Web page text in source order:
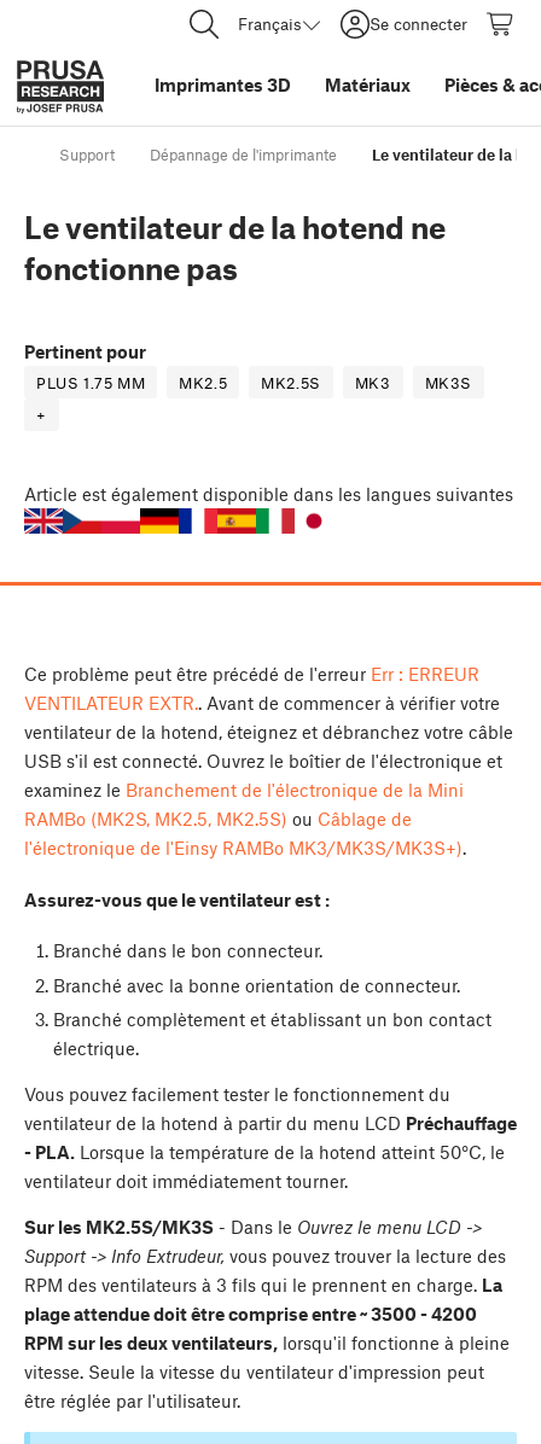
Français Se connecter
Imprimantes 3D Matériaux Pièces &
Support Dépannage de l'imprimante Le ventilateur de la
Le ventilateur de la hotend ne
fonctionne pas
Pertinent pour
PLUS 1.75 MM MK2.5 MK2.5S MK3
MK3S
+
Article est également disponible dans les langues suivantes
Ce problème peut être précédé de l'erreur Err : ERREUR
VENTILATEUR EXTR.. Avant de commencer à vérifier votre
ventilateur de la hotend, éteignez et débranchez votre câble
USB s'il est connecté. Ouvrez le boîtier de l'électronique et
examinez le Branchement de l'électronique de la Mini
RAMBo (MK2S, MK2.5, MK2.5S) ou Câblage de
l'électronique de l'Einsy RAMBo MK3/MK3S/MK3S+).
Assurez-vous que le ventilateur est :
Branché dans le bon connecteur.
Branché avec la bonne orientation de connecteur.
Branché complètement et établissant un bon contact
électrique.
Vous pouvez facilement tester le fonctionnement du
ventilateur de la hotend à partir du menu LCD Préchauffage
- PLA. Lorsque la température de la hotend atteint 50°C, le
ventilateur doit immédiatement tourner.
Sur les MK2.5S/MK3S - Dans le Ouvrez le menu LCD ->
Support -> Info Extrudeur, vous pouvez trouver la lecture des
RPM des ventilateurs à 3 fils qui le prennent en charge. La
plage attendue doit être comprise entre ~ 3500 - 4200
RPM sur les deux ventilateurs, lorsqu'il fonctionne à pleine
vitesse. Seule la vitesse du ventilateur d'impression peut
être réglée par l'utilisateur.